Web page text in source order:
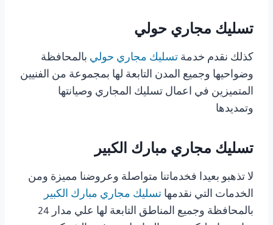
تسليك مجاري حولي
كذلك نقدم خدمة تسليك مجاري حولي بالمحافظة
وضواحيها وجميع المدن التابعة لها بمجموعة من الفنيين
المتميزين في اعمال تسليك المجاري وصيانتها
وتمديدها
تسليك مجاري مبارك الكبير
لا تذهبو بعيدا فخدماتنا متواصلة وعروضنا مميزة ومن
الخدمات التي نقدمها تسليك مجاري مبارك الكبير
بالمحافظة وجميع المناطق التابعة لها علي مدار 24